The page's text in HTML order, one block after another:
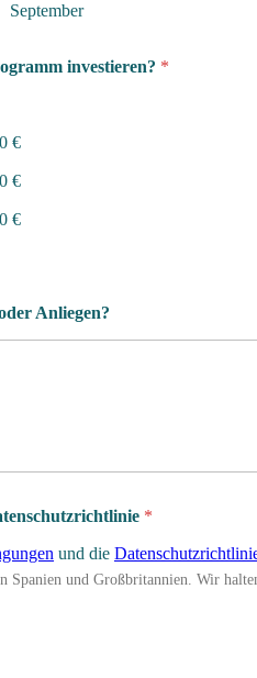
September
investieren? *
€
€
€
Anliegen?
*
und die
Spanien und Großbritannien. Wir